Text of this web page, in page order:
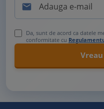

Da, sunt de acord ca datele
conformitate cu